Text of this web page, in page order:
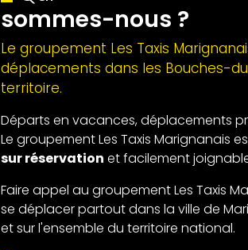
sommes-nous ?
Le groupement Les Taxis
déplacements dans les Bouches-
territoire.
Départs en vacances, déplacements
Le groupement Les Taxis Marignanais
sur réservation et facilement
Faire appel au groupement Les Taxis
se déplacer partout dans la ville de
et sur l'ensemble du territoire national.